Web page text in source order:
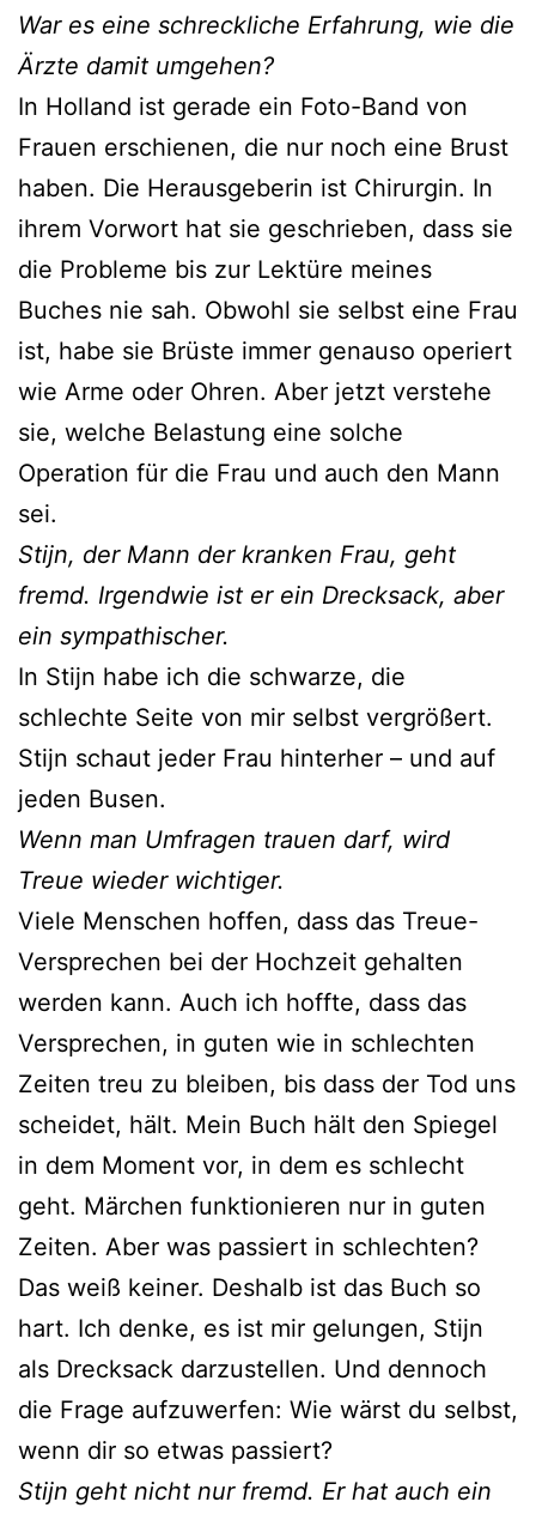
War es eine schreckliche Erfahrung, wie die
Ärzte damit umgehen?
In Holland ist gerade ein Foto-Band von
Frauen erschienen, die nur noch eine Brust
haben. Die Herausgeberin ist Chirurgin. In
ihrem Vorwort hat sie geschrieben, dass sie
die Probleme bis zur Lektüre meines
Buches nie sah. Obwohl sie selbst eine Frau
ist, habe sie Brüste immer genauso operiert
wie Arme oder Ohren. Aber jetzt verstehe
sie, welche Belastung eine solche
Operation für die Frau und auch den Mann
sei.
Stijn, der Mann der kranken Frau, geht
fremd. Irgendwie ist er ein Drecksack, aber
ein sympathischer.
In Stijn habe ich die schwarze, die
schlechte Seite von mir selbst vergrößert.
Stijn schaut jeder Frau hinterher – und auf
jeden Busen.
Wenn man Umfragen trauen darf, wird
Treue wieder wichtiger.
Viele Menschen hoffen, dass das Treue-
Versprechen bei der Hochzeit gehalten
werden kann. Auch ich hoffte, dass das
Versprechen, in guten wie in schlechten
Zeiten treu zu bleiben, bis dass der Tod uns
scheidet, hält. Mein Buch hält den Spiegel
in dem Moment vor, in dem es schlecht
geht. Märchen funktionieren nur in guten
Zeiten. Aber was passiert in schlechten?
Das weiß keiner. Deshalb ist das Buch so
hart. Ich denke, es ist mir gelungen, Stijn
als Drecksack darzustellen. Und dennoch
die Frage aufzuwerfen: Wie wärst du selbst,
wenn dir so etwas passiert?
Stijn geht nicht nur fremd. Er hat auch ein